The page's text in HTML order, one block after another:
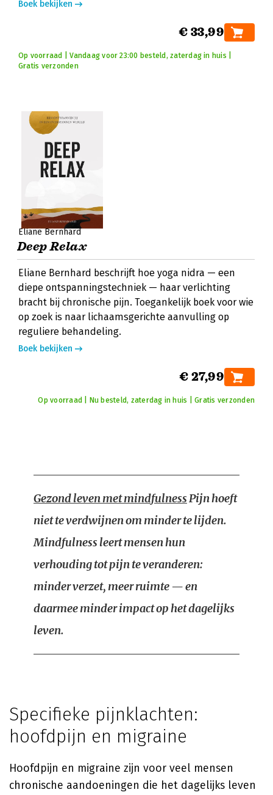
Boek bekijken
€ 33,99
Op voorraad | Vandaag voor 23:00 besteld, zaterdag in huis |
Gratis verzonden
Eliane Bernhard
Deep Relax
Eliane Bernhard beschrijft hoe yoga nidra — een
diepe ontspanningstechniek — haar verlichting
bracht bij chronische pijn. Toegankelijk boek voor wie
op zoek is naar lichaamsgerichte aanvulling op
reguliere behandeling.
Boek bekijken
€ 27,99
Op voorraad | Nu besteld, zaterdag in huis | Gratis verzonden
Gezond leven met mindfulnessPijn hoeft
niet te verdwijnen om minder te lijden.
Mindfulness leert mensen hun
verhouding tot pijn te veranderen:
minder verzet, meer ruimte — en
daarmee minder impact op het dagelijks
leven.
Specifieke pijnklachten:
hoofdpijn en migraine
Hoofdpijn en migraine zijn voor veel mensen
chronische aandoeningen die het dagelijks leven